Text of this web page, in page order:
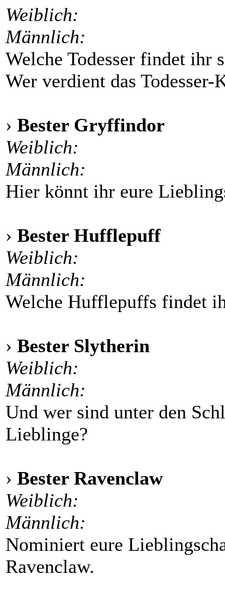
Weiblich:
Männlich:
Welche Todesser findet ihr
Wer verdient das Todesser-
› Bester Gryffindor
Weiblich:
Männlich:
Hier könnt ihr eure
› Bester Hufflepuff
Weiblich:
Männlich:
Welche Hufflepuffs findet
› Bester Slytherin
Weiblich:
Männlich:
Und wer sind unter den
Lieblinge?
› Bester Ravenclaw
Weiblich:
Männlich:
Nominiert eure
Ravenclaw.